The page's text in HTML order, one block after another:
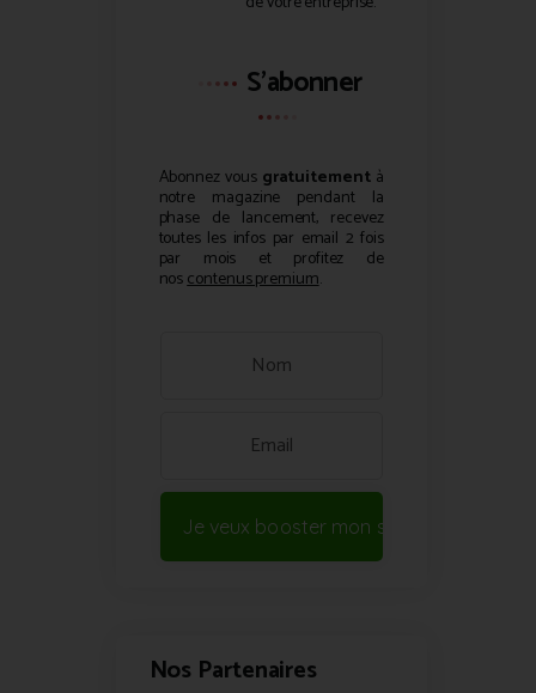
S'abonner
Abonnez vous gratuitementà
notre magazine pendant la
phase de lancement, recevez
toutes les infos par email 2 fois
par mois et profitez de
noscontenus premium.
Je veux booster mon site !
Nos Partenaires